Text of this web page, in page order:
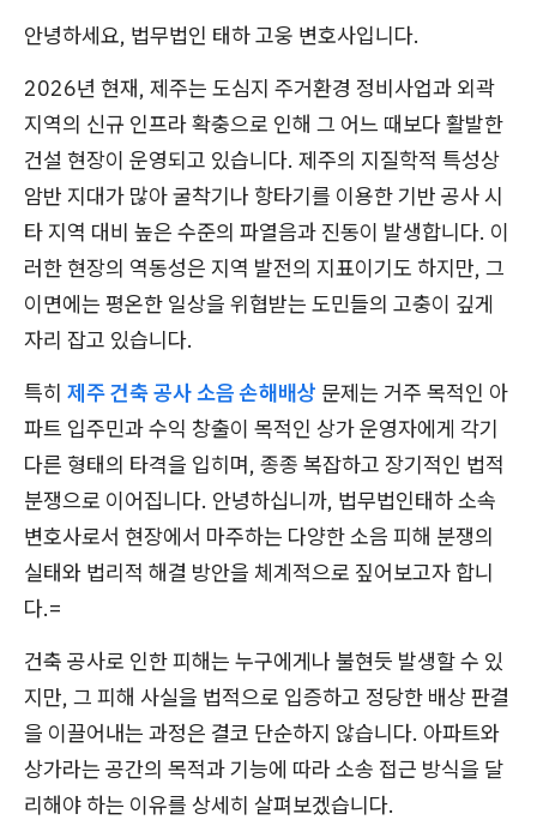
안녕하세요, 법무법인 태하 고웅 변호사입니다.
2026년 현재, 제주는 도심지 주거환경 정비사업과 외곽
지역의 신규 인프라 확충으로 인해 그 어느 때보다 활발한
건설 현장이 운영되고 있습니다. 제주의 지질학적 특성상
암반 지대가 많아 굴착기나 항타기를 이용한 기반 공사 시
타 지역 대비 높은 수준의 파열음과 진동이 발생합니다. 이
러한 현장의 역동성은 지역 발전의 지표이기도 하지만, 그
이면에는 평온한 일상을 위협받는 도민들의 고충이 깊게
자리 잡고 있습니다.
특히 제주 건축 공사 소음 손해배상 문제는 거주 목적인 아
파트 입주민과 수익 창출이 목적인 상가 운영자에게 각기
다른 형태의 타격을 입히며, 종종 복잡하고 장기적인 법적
분쟁으로 이어집니다. 안녕하십니까, 법무법인태하 소속
변호사로서 현장에서 마주하는 다양한 소음 피해 분쟁의
실태와 법리적 해결 방안을 체계적으로 짚어보고자 합니
다.=
건축 공사로 인한 피해는 누구에게나 불현듯 발생할 수 있
지만, 그 피해 사실을 법적으로 입증하고 정당한 배상 판결
을 이끌어내는 과정은 결코 단순하지 않습니다. 아파트와
상가라는 공간의 목적과 기능에 따라 소송 접근 방식을 달
리해야 하는 이유를 상세히 살펴보겠습니다.